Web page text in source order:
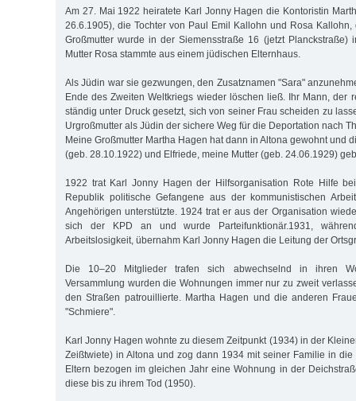
Am 27. Mai 1922 heiratete Karl Jonny Hagen die Kontoristin
26.6.1905), die Tochter von Paul Emil Kallohn und Rosa Kallohn,
Großmutter wurde in der Siemensstraße 16 (jetzt Planckstraße)
Mutter Rosa stammte aus einem jüdischen Elternhaus.
Als Jüdin war sie gezwungen, den Zusatznamen "Sara"
Ende des Zweiten Weltkriegs wieder löschen ließ. Ihr Mann, der
ständig unter Druck gesetzt, sich von seiner Frau scheiden zu
Urgroßmutter als Jüdin der sichere Weg für die Deportation nach
Meine Großmutter Martha Hagen hat dann in Altona gewohnt und
(geb. 28.10.1922) und Elfriede, meine Mutter (geb. 24.06.1929)
1922 trat Karl Jonny Hagen der Hilfsorganisation Rote Hilfe
Republik politische Gefangene aus der kommunistischen
Angehörigen unterstützte. 1924 trat er aus der Organisation
sich der KPD an und wurde Parteifunktionär.1931,
Arbeitslosigkeit, übernahm Karl Jonny Hagen die Leitung der
Die 10–20 Mitglieder trafen sich abwechselnd in ihren
Versammlung wurden die Wohnungen immer nur zu zweit
den Straßen patrouillierte. Martha Hagen und die anderen
"Schmiere".
Karl Jonny Hagen wohnte zu diesem Zeitpunkt (1934) in der
Zeißtwiete) in Altona und zog dann 1934 mit seiner Familie in
Eltern bezogen im gleichen Jahr eine Wohnung in der
diese bis zu ihrem Tod (1950).